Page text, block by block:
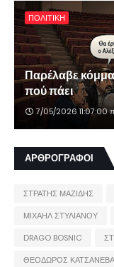
ΠΟΛΙΤΙΚΗ
Παρέλαβε
πού πάει
7/05/2026 11:07:00
ΑΡΘΡΟΓΡΑΦΟΙ
ΣΤΡΑΤΗΣ ΜΑΖΙΔΗΣ
ΜΙΧΑΗΛ ΣΤΥΛΙΑΝΟΥ
DRAGO BOSNIC
ΘΕΟΔΩΡΟΣ